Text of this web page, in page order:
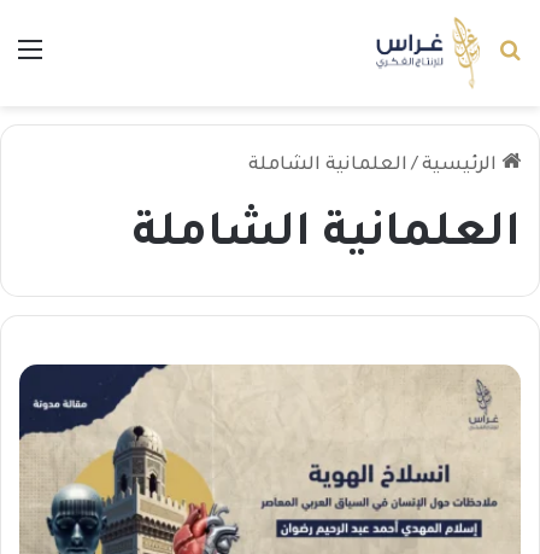
بحث عن
الرئيسية / العلمانية الشاملة
العلمانية الشاملة